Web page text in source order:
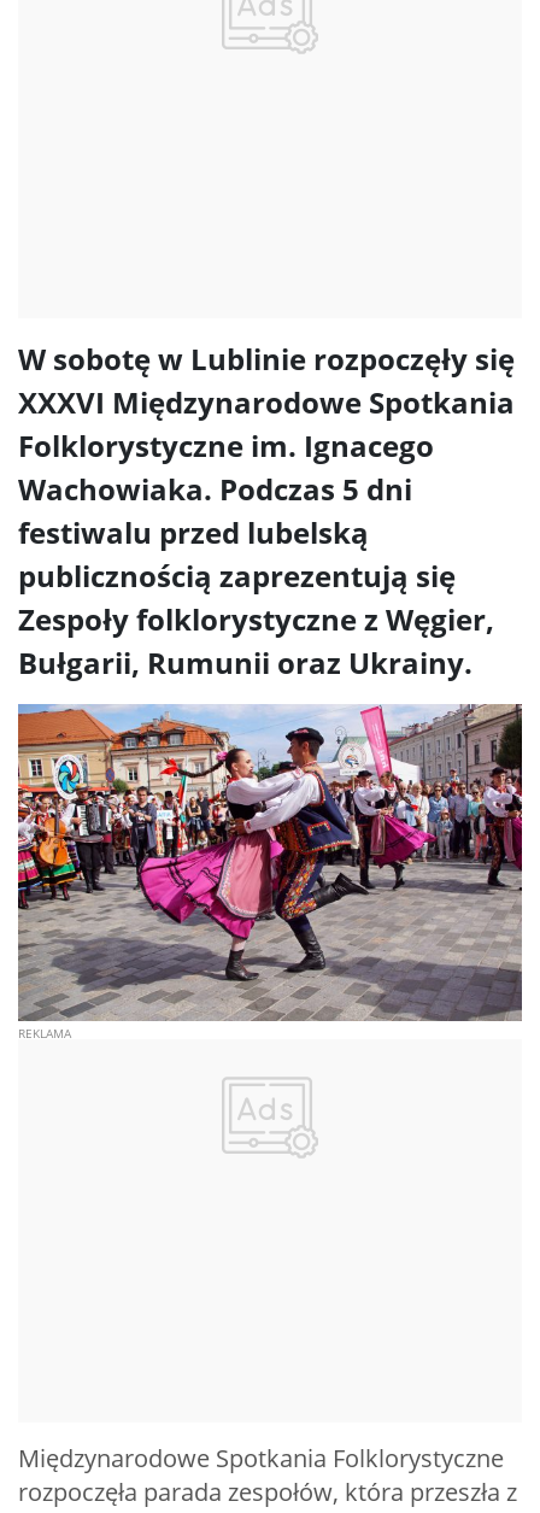
W sobotę w Lublinie rozpoczęły się
XXXVI Międzynarodowe Spotkania
Folklorystyczne im. Ignacego
Wachowiaka. Podczas 5 dni
festiwalu przed lubelską
publicznością zaprezentują się
Zespoły folklorystyczne z Węgier,
Bułgarii, Rumunii oraz Ukrainy.
Międzynarodowe Spotkania Folklorystyczne
rozpoczęła parada zespołów, która przeszła z